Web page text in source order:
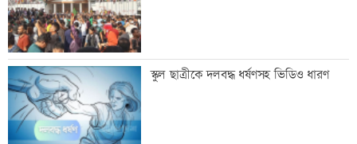
শাক ধুতে গিয়ে গৃহবধূর মৃত্যু
স্কুল ছাত্রীকে দলবদ্ধ ধর্ষণসহ ভিডিও ধারণ